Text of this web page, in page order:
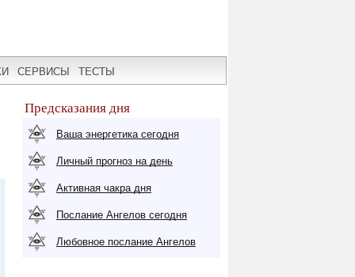
СЕРВИСЫ ТЕСТЫ
Предсказания дня
Ваша энергетика сегодня
Личный прогноз на день
Активная чакра дня
Послание Ангелов сегодня
Любовное послание Ангелов